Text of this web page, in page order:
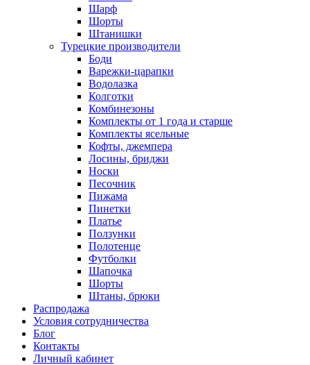
Шарф
Шорты
Штанишки
Турецкие производители
Боди
Варежки-царапки
Водолазка
Колготки
Комбинезоны
Комплекты от 1 года и старше
Комплекты ясельные
Кофты, джемпера
Лосины, бриджи
Носки
Песочник
Пижама
Пинетки
Платье
Ползунки
Полотенце
Футболки
Шапочка
Шорты
Штаны, брюки
Распродажа
Условия сотрудничества
Блог
Контакты
Личный кабинет